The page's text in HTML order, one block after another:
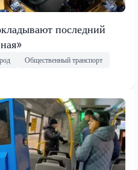
последний
Общественный транспорт